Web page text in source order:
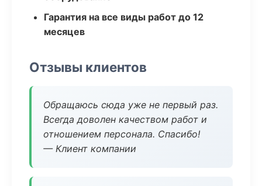
Гарантия на все виды работ до 12
месяцев
Отзывы клиентов
Обращаюсь сюда уже не первый раз.
Всегда доволен качеством работ и
отношением персонала. Спасибо!
— Клиент компании